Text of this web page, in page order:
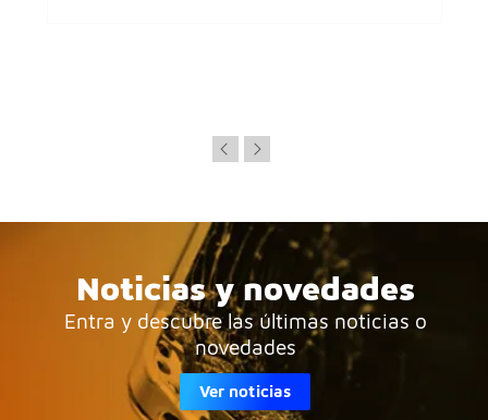
Noticias y novedades
Entra y descubre las últimas noticias o
novedades
Ver noticias